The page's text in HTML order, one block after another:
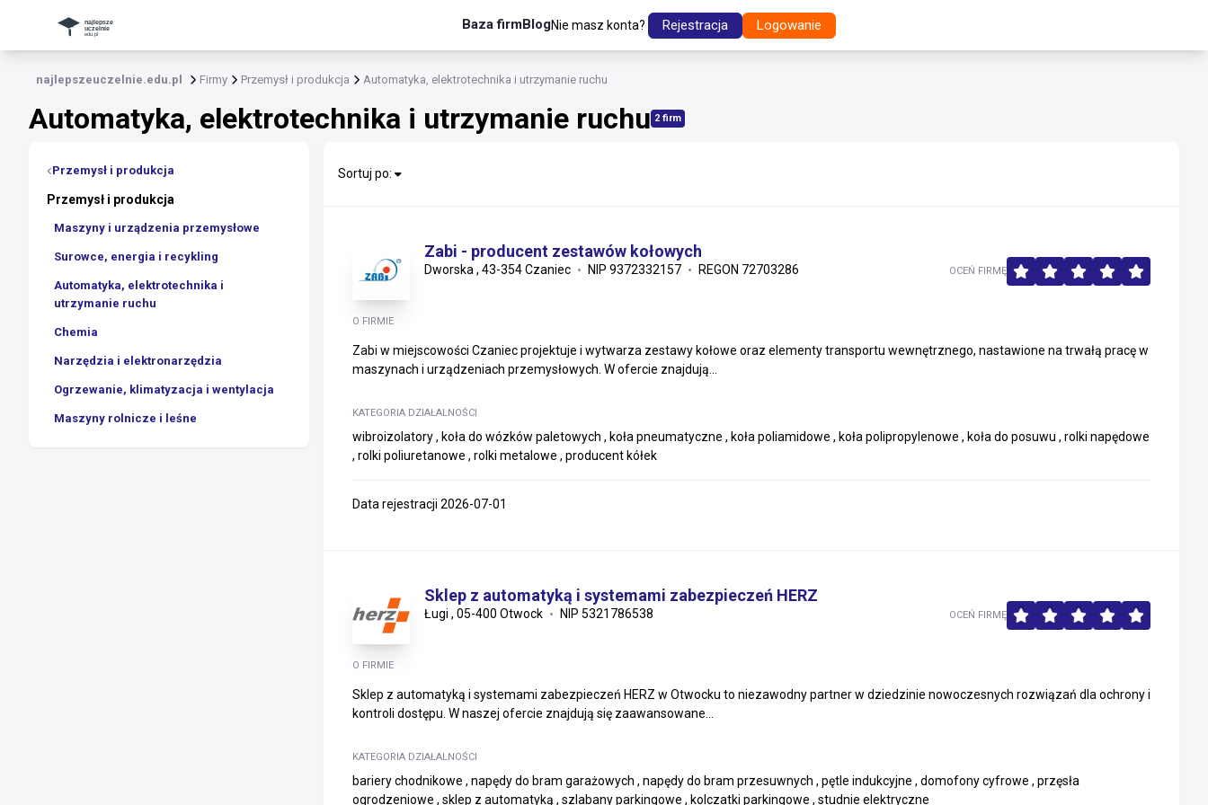
Baza firmBlogNie masz konta? Rejestracja Logowanie
najlepszeuczelnie.edu.pl Firmy Przemysł i produkcja Automatyka, elektrotechnika i utrzymanie ruchu
Automatyka, elektrotechnika i utrzymanie ruchu 2 firm
Przemysł i produkcja
Przemysł i produkcja
Maszyny i urządzenia przemysłowe
Surowce, energia i recykling
Automatyka, elektrotechnika i
utrzymanie ruchu
Chemia
Narzędzia i elektronarzędzia
Ogrzewanie, klimatyzacja i wentylacja
Maszyny rolnicze i leśne
Sortuj po:
Zabi - producent zestawów kołowych
Dworska , 43-354 Czaniec NIP 9372332157 REGON 72703286
O FIRMIE
Zabi w miejscowości Czaniec projektuje i wytwarza zestawy kołowe oraz elementy transportu wewnętrznego, nastawione na trwałą pracę w
maszynach i urządzeniach przemysłowych. W ofercie znajdują...
KATEGORIA DZIAŁALNOŚCI
wibroizolatory , koła do wózków paletowych , koła pneumatyczne , koła poliamidowe , koła polipropylenowe , koła do posuwu , rolki napędowe
, rolki poliuretanowe , rolki metalowe , producent kółek
OCEŃ FIRMĘ
Data rejestracji 2026-07-01
Sklep z automatyką i systemami zabezpieczeń HERZ
Ługi , 05-400 Otwock NIP 5321786538
O FIRMIE
Sklep z automatyką i systemami zabezpieczeń HERZ w Otwocku to niezawodny partner w dziedzinie nowoczesnych rozwiązań dla ochrony i
kontroli dostępu. W naszej ofercie znajdują się zaawansowane...
KATEGORIA DZIAŁALNOŚCI
bariery chodnikowe , napędy do bram garażowych , napędy do bram przesuwnych , pętle indukcyjne , domofony cyfrowe , przęsła
ogrodzeniowe , sklep z automatyką , szlabany parkingowe , kolczatki parkingowe , studnie elektryczne
OCEŃ FIRMĘ